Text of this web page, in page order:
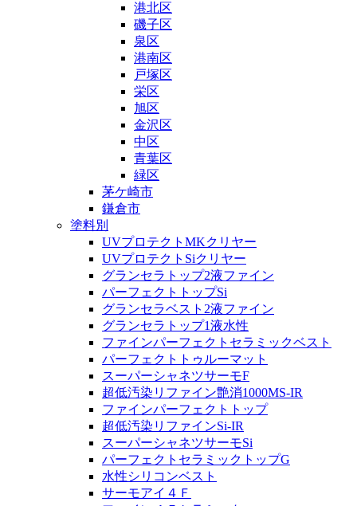
港北区
磯子区
泉区
港南区
戸塚区
栄区
旭区
金沢区
中区
青葉区
緑区
茅ケ崎市
鎌倉市
塗料別
UVプロテクトMKクリヤー
UVプロテクトSiクリヤー
グランセラトップ2液ファイン
パーフェクトトップSi
グランセラベスト2液ファイン
グランセラトップ1液水性
ファインパーフェクトセラミックベスト
パーフェクトトゥルーマット
スーパーシャネツサーモF
超低汚染リファイン艶消1000MS-IR
ファインパーフェクトトップ
超低汚染リファインSi-IR
スーパーシャネツサーモSi
パーフェクトセラミックトップG
水性シリコンベスト
サーモアイ４Ｆ